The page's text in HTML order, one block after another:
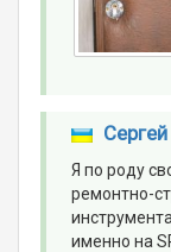
Сергей
Я по роду
ремонтно-
именно на